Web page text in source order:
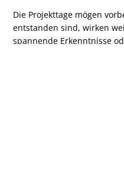
Die Projekttage mögen
entstanden sind, wirken
spannende Erkenntnisse